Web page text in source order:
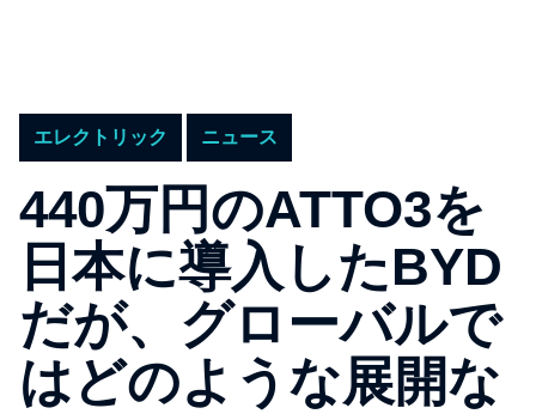
エレクトリック ニュース
440万円のATTO3を
日本に導入したBYD
だが、グローバルで
はどのような展開な